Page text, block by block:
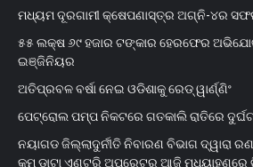
ମଧ୍ୟମ ଦୂରଗାମୀ କ୍ଷେପଣାସ୍ତ୍ର ଅଗ୍ନି-୪ର
୫୫ ଲକ୍ଷ ୬୯ ହଜାର ଟଙ୍କାର ହେରଫେର
ଇଞ୍ଜିନିୟର
ଅତିପ୍ରବଳ ବର୍ଷା ନେଇ ଓଡିଶାକୁ ରେଡ୍ ୱାର୍ଣ୍ଣିଂ
ପେଟ୍ରୋଲ ପମ୍ପ ନିକଟରେ ଗତକାଲି ରାତିରେ
ନୟାଗଡ ଜିଲ୍ଲାଦୁର୍ନୀତି ନିବାରଣ ବିଭାଗ ଦ୍ୱାରା
କମ ଡାଟା ଏଣ୍ଟ୍ରି ଅପରେଟର ଆଜି